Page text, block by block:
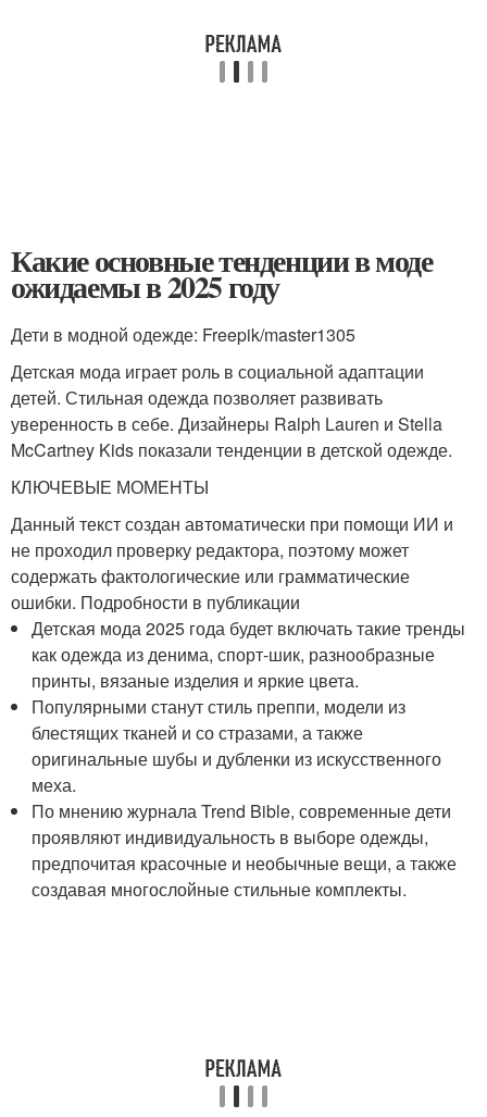
Какие основные тенденции в моде
ожидаемы в 2025 году
Дети в модной одежде: Freepik/master1305
Детская мода играет роль в социальной адаптации
детей. Стильная одежда позволяет развивать
уверенность в себе. Дизайнеры Ralph Lauren и Stella
McCartney Kids показали тенденции в детской одежде.
КЛЮЧЕВЫЕ МОМЕНТЫ
Данный текст создан автоматически при помощи ИИ и
не проходил проверку редактора, поэтому может
содержать фактологические или грамматические
ошибки. Подробности в публикации
Детская мода 2025 года будет включать такие тренды
как одежда из денима, спорт-шик, разнообразные
принты, вязаные изделия и яркие цвета.
Популярными станут стиль преппи, модели из
блестящих тканей и со стразами, а также
оригинальные шубы и дубленки из искусственного
меха.
По мнению журнала Trend Bible, современные дети
проявляют индивидуальность в выборе одежды,
предпочитая красочные и необычные вещи, а также
создавая многослойные стильные комплекты.